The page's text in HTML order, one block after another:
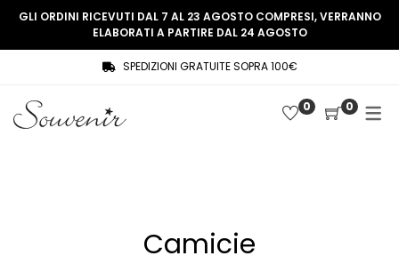
SHOP
Souvenir Privée
COLLEZIONE
THREE WOMEN, ONE MEMORY
GLI ORDINI RICEVUTI DAL 7 AL 23 AGOSTO COMPRESI, VERRANNO
ELABORATI A PARTIRE DAL 24 AGOSTO
SPEDIZIONI GRATUITE SOPRA 100€
0 0
Camicie